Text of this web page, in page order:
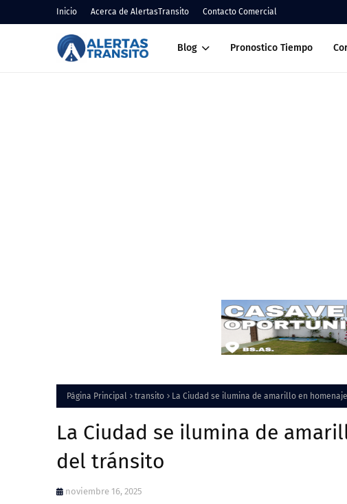
Inicio Acerca de AlertasTransito Contacto Comercial
Blog Pronostico Tiempo
Página Principal transito La Ciudad se ilumina de amarillo en
La Ciudad se ilumina de
del tránsito
noviembre 16, 2025